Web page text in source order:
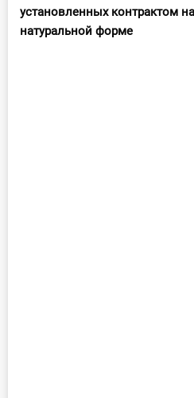
установленных контрактом
натуральной форме